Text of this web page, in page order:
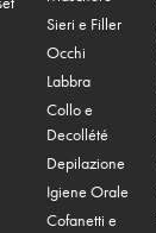
Sieri e Filler
Occhi
Labbra
Collo e
Decollété
Depilazione
Igiene Orale
Cofanetti e